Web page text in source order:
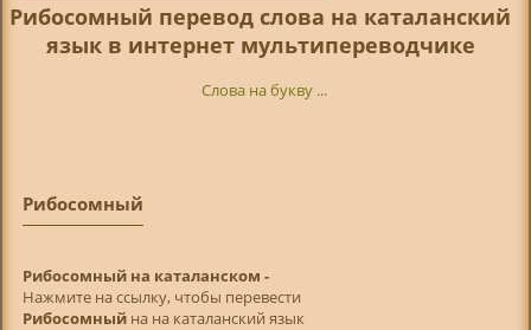
Рибосомный перевод слова на каталанский
язык в интернет мультипереводчике
Слова на букву ...
Рибосомный
Рибосомный на каталанском -
Нажмите на ссылку, чтобы перевести
Рибосомныйна на каталанский язык